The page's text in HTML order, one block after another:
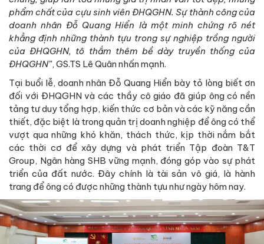
phẩm chất của cựu sinh viên ĐHQGHN. Sự thành công của
doanh nhân Đỗ Quang Hiển là một minh chứng rõ nét
khẳng định những thành tựu trong sự nghiệp trồng người
của ĐHQGHN, tô thắm thêm bề dày truyền thống của
ĐHQGHN”, GS.TS Lê Quân nhấn mạnh.
Tại buổi lễ, doanh nhân Đỗ Quang Hiển bày tỏ lòng biết ơn
đối với ĐHQGHN và các thầy cô giáo đã giúp ông có nền
tảng tư duy tổng hợp, kiến thức cơ bản và các kỹ năng cần
thiết, đặc biệt là trong quản trị doanh nghiệp để ông có thể
vượt qua những khó khăn, thách thức, kịp thời nắm bắt
các thời cơ để xây dựng và phát triển Tập đoàn T&T
Group, Ngân hàng SHB vững mạnh, đóng góp vào sự phát
triển của đất nước. Đây chính là tài sản vô giá, là hành
trang để ông có được những thành tựu như ngày hôm nay.